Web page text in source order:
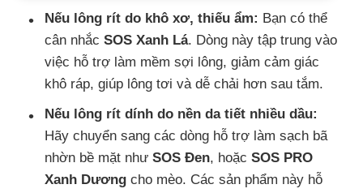
Nếu lông rít do khô xơ, thiếu ẩm: Bạn có thể
cân nhắc SOS Xanh Lá. Dòng này tập trung vào
việc hỗ trợ làm mềm sợi lông, giảm cảm giác
khô ráp, giúp lông tơi và dễ chải hơn sau tắm.
Nếu lông rít dính do nền da tiết nhiều dầu:
Hãy chuyển sang các dòng hỗ trợ làm sạch bã
nhờn bề mặt như SOS Đen, hoặc SOS PRO
Xanh Dương cho mèo. Các sản phẩm này hỗ